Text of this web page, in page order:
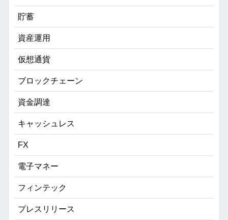
貯蓄
資産運用
仮想通貨
ブロックチェーン
資金調達
キャッシュレス
FX
電子マネー
フィンテック
プレスリリース